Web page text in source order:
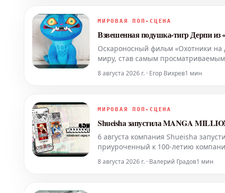
МИРОВАЯ ПОП-СЦЕНА
Взвешенная подушка-тигр Дерпи из
Оскароносный фильм «Охотники на
миру, став самым
служат идеальным ф
8 августа 2026 г. · Егор Вихрев1 мин
МИРОВАЯ ПОП-СЦЕНА
Shueisha запустила MANGA
6 августа компания Shueisha
приуроченный к 100-летию
переведенных более чем на 100
бесплатно читателям по вс
8 августа 2026 г. · Валерий Градов1 мин